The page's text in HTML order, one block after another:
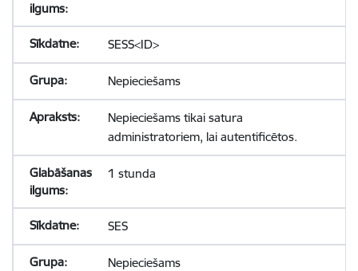
SESS<ID>
Nepieciešams
Nepieciešams tikai satura
administratoriem, lai autentificētos.
1 stunda
SES
Nepieciešams